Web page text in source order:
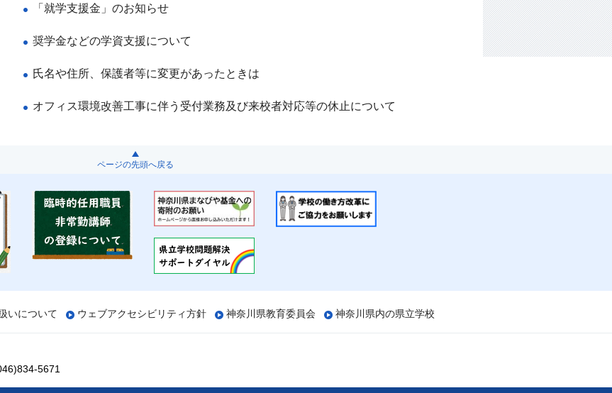
「就学支援金」のお知らせ
奨学金などの学資支援について
氏名や住所、保護者等に変更があったときは
オフィス環境改善工事に伴う受付業務及び来校者対応等の休止について
ページの先頭へ戻る
いについて ウェブアクセシビリティ方針 神奈川県教育委員会 神奈川県内の県立学校
5671